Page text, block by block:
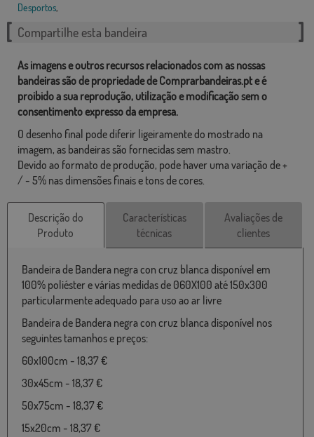
Desportos,
Compartilhe esta bandeira
As imagens e outros recursos relacionados com as nossas
bandeiras são de propriedade de Comprarbandeiras.pt e é
proibido a sua reprodução, utilização e modificação sem o
consentimento expresso da empresa.
O desenho final pode diferir ligeiramente do mostrado na
imagem, as bandeiras são fornecidas sem mastro.
Devido ao formato de produção, pode haver uma variação de +
/ - 5% nas dimensões finais e tons de cores.
Descrição do
Produto
Características
técnicas
Avaliações de
clientes
Bandeira de Bandera negra con cruz blanca disponível em
100% poliéster e várias medidas de 060X100 até 150x300
particularmente adequado para uso ao ar livre
Bandeira de Bandera negra con cruz blanca disponível nos
seguintes tamanhos e preços:
60x100cm - 18,37 €
30x45cm - 18,37 €
50x75cm - 18,37 €
15x20cm - 18,37 €